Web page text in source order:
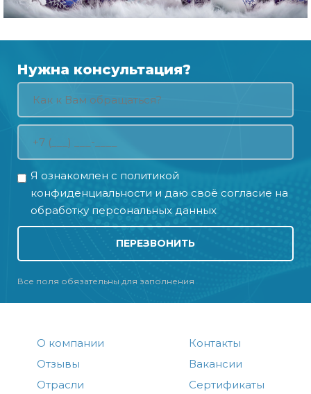
Нужна консультация?
Я ознакомлен с политикой
конфиденциальности и даю своё согласие на
обработку персональных данных
ПЕРЕЗВОНИТЬ
Все поля обязательны для заполнения
О компании
Отзывы
Отрасли
Контакты
Вакансии
Сертификаты